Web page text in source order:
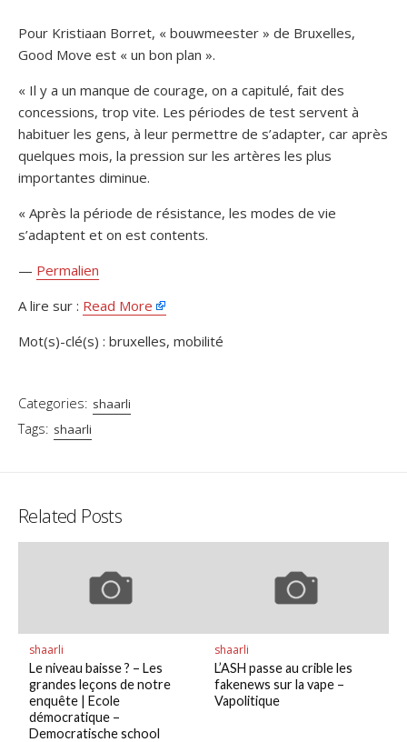
Pour Kristiaan Borret, « bouwmeester » de Bruxelles,
Good Move est « un bon plan ».
« Il y a un manque de courage, on a capitulé, fait des
concessions, trop vite. Les périodes de test servent à
habituer les gens, à leur permettre de s’adapter, car après
quelques mois, la pression sur les artères les plus
importantes diminue.
« Après la période de résistance, les modes de vie
s’adaptent et on est contents.
— Permalien
A lire sur : Read More
Mot(s)-clé(s) : bruxelles, mobilité
Categories: shaarli
Tags: shaarli
Related Posts
shaarli
Le niveau baisse ? – Les
grandes leçons de notre
enquête | Ecole
démocratique –
Democratische school
shaarli
L’ASH passe au crible les
fakenews sur la vape –
Vapolitique